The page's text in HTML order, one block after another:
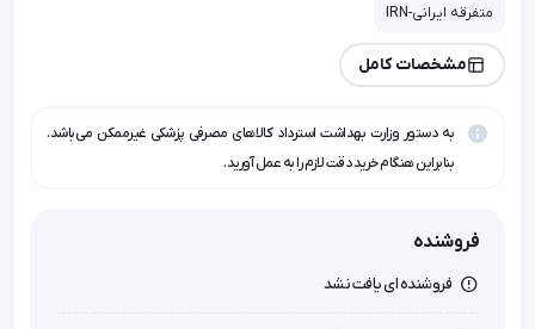
متفرقه ایرانی-IRN
مشخصات کامل
به دستور وزارت بهداشت استرداد کالاهای مصرفی پزشکی غیرممکن می‌باشد.
بنابراین هنگام خرید دقت لازم را به عمل آورید.
فروشنده
فروشنده ای یافت نشد